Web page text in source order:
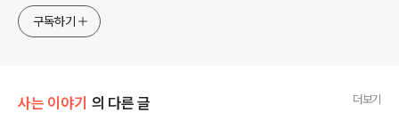
한 기술 멘토링과 강의 진행합니다. Linkedin :
https://www.linkedin.com/in/terrycho75/
구독하기
사는 이야기 의 다른 글 더보기